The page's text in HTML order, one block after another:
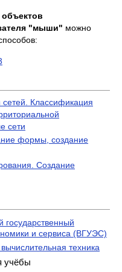
"мыши" можно
Классификация
сети
формы, создание
Создание
государственный
и сервиса (ВГУЭС)
техника
учёбы